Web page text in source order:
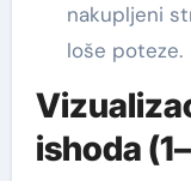
nakupljeni
loše poteze.
ishoda